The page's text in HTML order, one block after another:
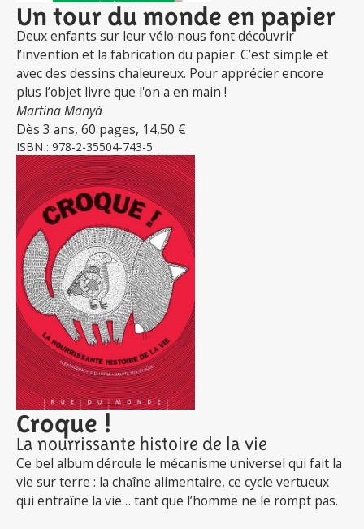
Un tour du monde en papier
Deux enfants sur leur vélo nous font découvrir
l’invention et la fabrication du papier. C’est simple et
avec des dessins chaleureux. Pour apprécier encore
plus l’objet livre que l'on a en main !
Martina Manyà
Dès 3 ans, 60 pages, 14,50 €
ISBN : 978-2-35504-743-5
Croque !
La nourrissante histoire de la vie
Ce bel album déroule le mécanisme universel qui fait la
vie sur terre : la chaîne alimentaire, ce cycle vertueux
qui entraîne la vie… tant que l’homme ne le rompt pas.